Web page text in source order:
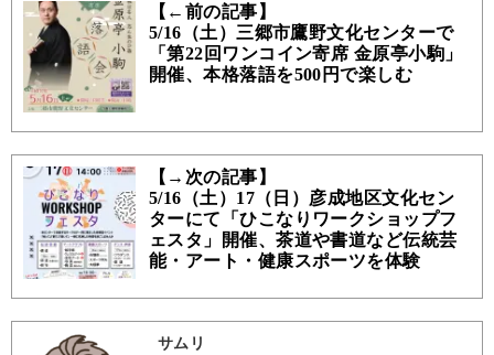
【←前の記事】
5/16（土）三郷市鷹野文化センターで
「第22回ワンコイン寄席 金原亭小駒」
開催、本格落語を500円で楽しむ
【→次の記事】
5/16（土）17（日）彦成地区文化セン
ターにて「ひこなりワークショップフ
ェスタ」開催、茶道や書道など伝統芸
能・アート・健康スポーツを体験
サムリ